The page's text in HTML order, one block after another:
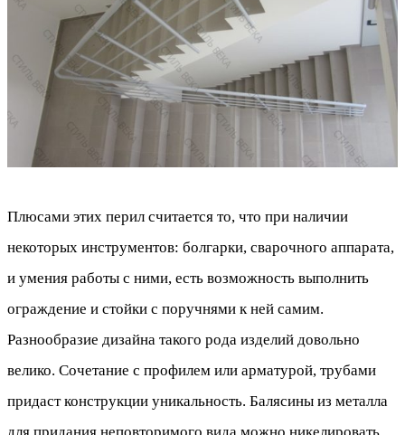
Плюсами этих перил считается то, что при наличии
некоторых инструментов: болгарки, сварочного аппарата,
и умения работы с ними, есть возможность выполнить
ограждение и стойки с поручнями к ней самим.
Разнообразие дизайна такого рода изделий довольно
велико. Сочетание с профилем или арматурой, трубами
придаст конструкции уникальность. Балясины из металла
для придания неповторимого вида можно никелировать